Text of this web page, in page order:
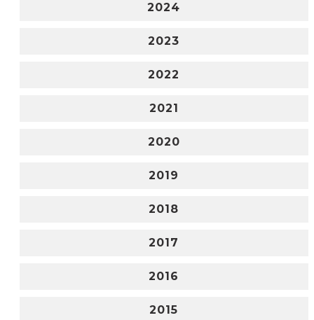
2024
2023
2022
2021
2020
2019
2018
2017
2016
2015